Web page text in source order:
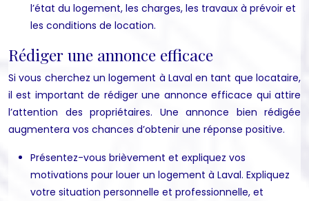
l’état du logement, les charges, les travaux à prévoir et
les conditions de location.
Rédiger une annonce efficace
Si vous cherchez un logement à Laval en tant que locataire,
il est important de rédiger une annonce efficace qui attire
l’attention des propriétaires. Une annonce bien rédigée
augmentera vos chances d’obtenir une réponse positive.
Présentez-vous brièvement et expliquez vos
motivations pour louer un logement à Laval. Expliquez
votre situation personnelle et professionnelle, et